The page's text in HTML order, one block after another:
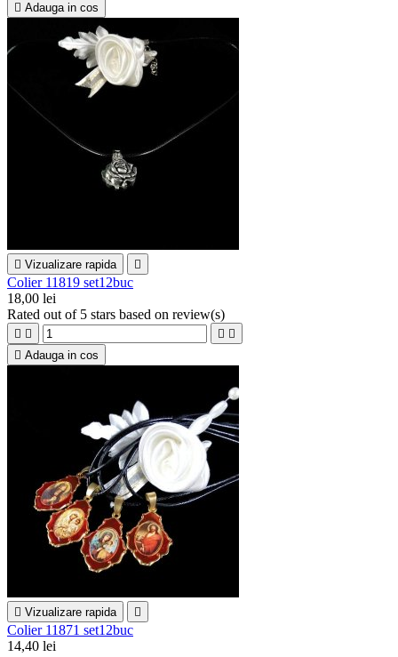
 Adauga in cos
 Vizualizare rapida 
Colier 11819 set12buc
18,00 lei
Rated out of 5 stars based on review(s)
   
 Adauga in cos
 Vizualizare rapida 
Colier 11871 set12buc
14,40 lei